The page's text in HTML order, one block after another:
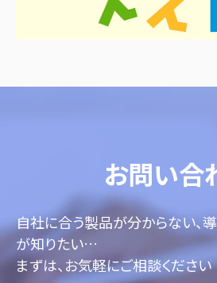
お問い合
自社に合う製品が分からない、
が知りたい…
まずは、お気軽にご相談ください